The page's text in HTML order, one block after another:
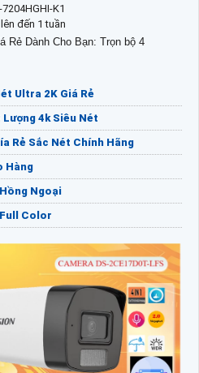
K1
đến 1 tuần
Rẻ Dành Cho Bạn: Trọn bộ 4
Ultra 2K Giá Rẻ
4k Siêu Nét
Rẻ Sắc Nét Chính Hãng
Hàng
Ngoại
Color